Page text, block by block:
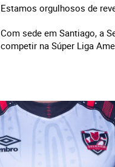
Estamos orgulhosos de
Com sede em Santiago, a
competir na Súper Liga